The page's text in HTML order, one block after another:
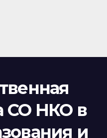
СО НКО в
и